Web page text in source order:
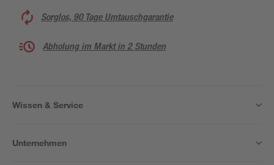
Sorglos, 90 Tage Umtauschgarantie
Abholung im Markt in 2 Stunden
Wissen & Service
Unternehmen